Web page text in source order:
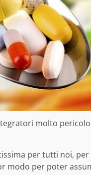
molto
per tutti noi,
modo per poter